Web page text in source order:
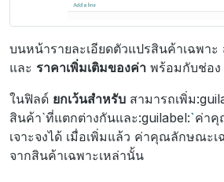
บนหน้ารายละเอียดตัวแปรสินค้าเฉพา
และ ราคาเพิ่มเติมของค่า พร้อมกับช่อง
ในฟิลด์ ยกเว้นสำหรับ สามารถเพิ่ม
สินค้า`ที่แตกต่างกันและ:guilabel:`ค่าคุ
เจาะจงได้ เมื่อเพิ่มแล้ว ค่าคุณลักษณะเ
จากสินค้าเฉพาะเหล่านั้น